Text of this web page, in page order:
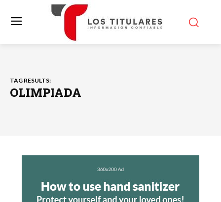
TAG RESULTS:
OLIMPIADA